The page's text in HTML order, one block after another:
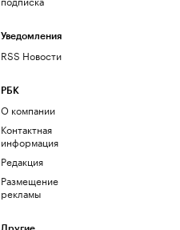
Уведомления
RSS Новости
РБК
О компании
Контактная
информация
Редакция
Размещение
рекламы